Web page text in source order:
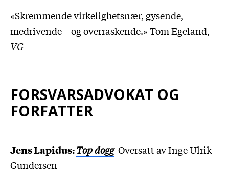
«Skremmende virkelighetsnær, gysende,
medrivende – og overraskende.» Tom Egeland,
VG
FORSVARSADVOKAT OG
FORFATTER
Jens Lapidus:Top doggOversatt av Inge Ulrik
Gundersen